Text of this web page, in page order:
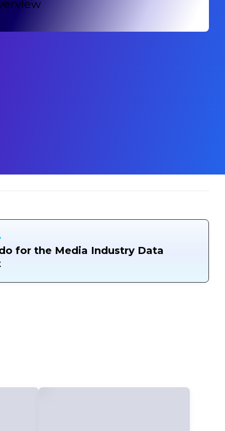
for the Media Industry Data